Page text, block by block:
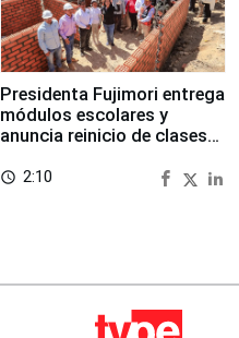
Presidenta Fujimori entrega
módulos escolares y
anuncia reinicio de clases
access_time 2:10